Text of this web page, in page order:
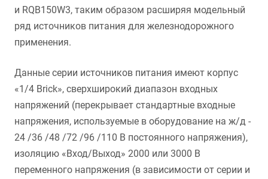
и RQB150W3, таким образом расширяя модельный
ряд источников питания для железнодорожного
применения.
Данные серии источников питания имеют корпус
«1/4 Brick», сверхширокий диапазон входных
напряжений (перекрывает стандартные входные
напряжения, используемые в оборудование на ж/д -
24 /36 /48 /72 /96 /110 В постоянного напряжения),
изоляцию «Вход/Выход» 2000 или 3000 В
переменного напряжения (в зависимости от серии и